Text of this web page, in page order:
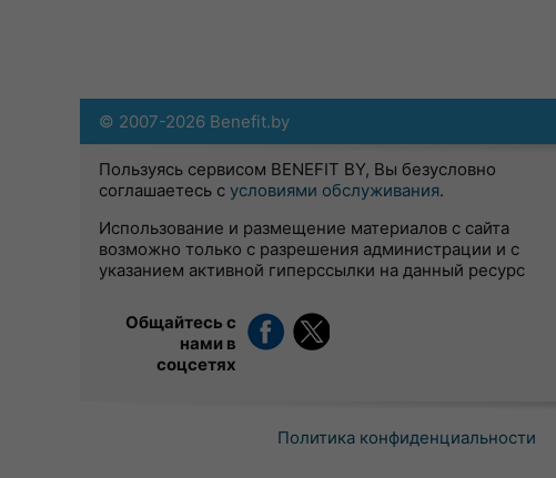
© 2007-2026 Benefit.by
Пользуясь сервисом BENEFIT BY, Вы безусловно
соглашаетесь с условиями обслуживания.
Использование и размещение материалов с сайта
возможно только с разрешения администрации и с
указанием активной гиперссылки на данный ресурс
Общайтесь с
нами в
соцсетях
Политика конфиденциальности